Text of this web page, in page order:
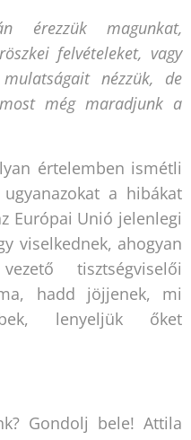
érezzük magunkat,
felvételeket, vagy
nézzük, de
még maradjunk a
értelemben ismétli
a hibákat
Európai Unió jelenlegi
viselkednek, ahogyan
tisztségviselői
hadd jöjjenek, mi
lenyeljük őket
Gondolj bele! Attila